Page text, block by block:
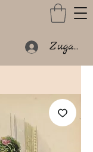
Zugang